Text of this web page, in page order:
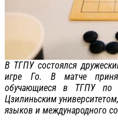
В ТГПУ состоялся
игре Го. В матче
обучающиеся в ТГПУ по
Цзилиньским
языков и международного